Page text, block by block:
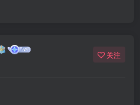
关注